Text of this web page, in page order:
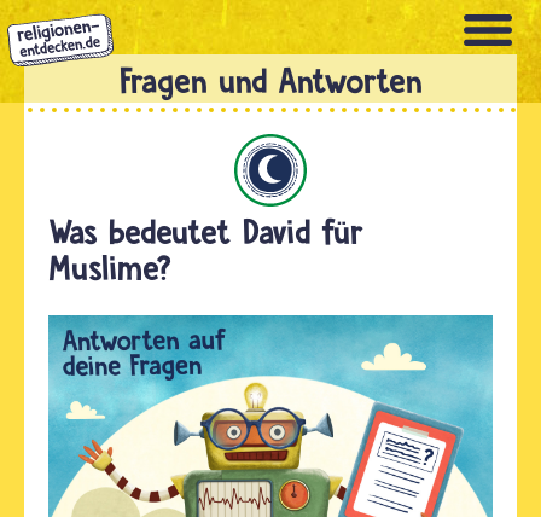
Direkt
zum
Inhalt
Was bedeutet David für
Muslime?